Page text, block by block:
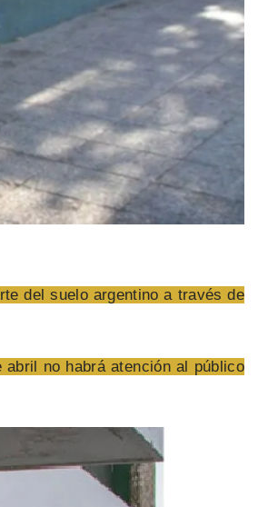
del suelo argentino a través de
no habrá atención al público